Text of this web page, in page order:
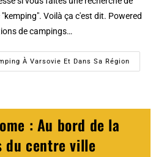
Voilà ça c'est dit. Powered
de campings…
À Varsovie Et Dans Sa Région
: Au bord de la
du centre ville